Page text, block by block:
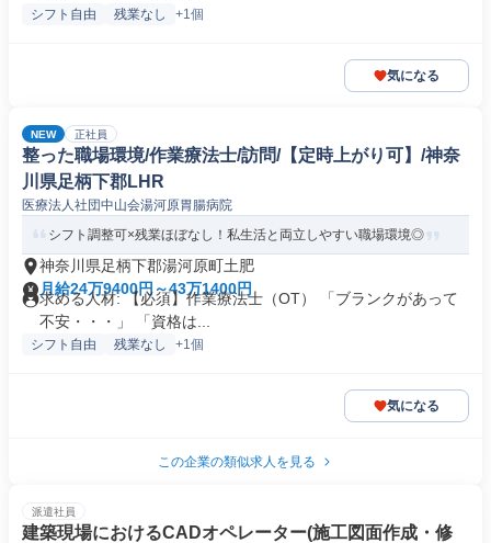
シフト自由 残業なし +1個
気になる
NEW 正社員
整った職場環境/作業療法士/訪問/【定時上がり可】/神奈
川県足柄下郡LHR
医療法人社団中山会湯河原胃腸病院
シフト調整可×残業ほぼなし！私生活と両立しやすい職場環境◎
神奈川県足柄下郡湯河原町土肥
月給24万9400円～43万1400円
求める人材: 【必須】作業療法士（OT） 「ブランクがあって
不安・・・」 「資格は...
シフト自由 残業なし +1個
気になる
この企業の類似求人を見る
派遣社員
建築現場におけるCADオペレーター(施工図面作成・修